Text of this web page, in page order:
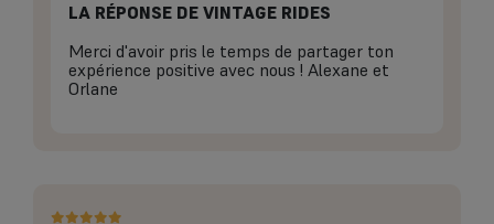
LA RÉPONSE DE VINTAGE RIDES
Merci d'avoir pris le temps de partager ton
expérience positive avec nous ! Alexane et
Orlane